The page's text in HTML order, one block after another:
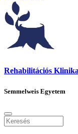
Rehabilitációs Klinika
Semmelweis Egyetem